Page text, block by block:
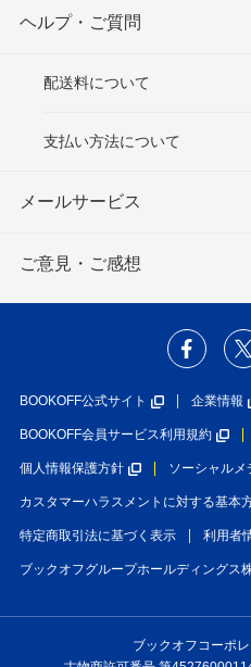
ヘルプ・ご質問
配送料について
支払い方法について
メールサービス
ご意見・ご感想
BOOKOFF公式サイト 企業情報
BOOKOFF会員サービス利用規約
個人情報保護方針 ソーシャルメ
カスタマーハラスメントに対する基本
特定商取引法に基づく表示 利用者
ブックオフグループホールディングス
ブックオフコーポ